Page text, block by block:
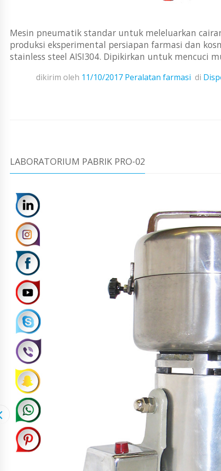
Mesin pneumatik standar untuk meleluarkan
produksi eksperimental persiapan farmasi dan
stainless steel AISI304. Dipikirkan untuk mencuci
dikirim oleh 11/10/2017 Peralatan farmasi di
LABORATORIUM PABRIK PRO-02